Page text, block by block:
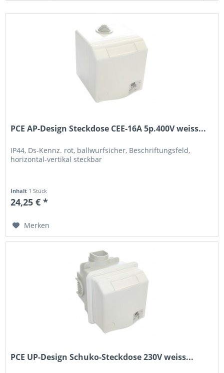
PCE AP-Design Steckdose CEE-16A 5p.400V weiss...
IP44, Ds-Kennz. rot, ballwurfsicher, Beschriftungsfeld,
horizontal-vertikal steckbar
Inhalt 1 Stück
24,25 € *
Merken
PCE UP-Design Schuko-Steckdose 230V weiss...